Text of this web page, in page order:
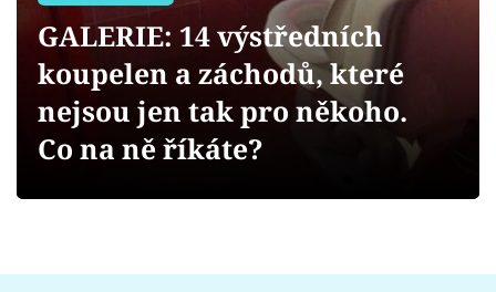
Videa
Sledujte prima+
GALERIE: 14 výstředních
koupelen a záchodů, které
nejsou jen tak pro někoho.
Co na ně říkáte?